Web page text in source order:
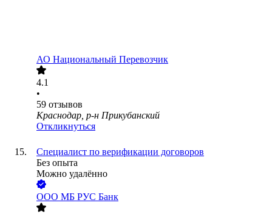
АО Национальный Перевозчик
4.1
•
59 отзывов
Краснодар, р-н Прикубанский
Откликнуться
Специалист по верификации договоров
Без опыта
Можно удалённо
ООО МБ РУС Банк